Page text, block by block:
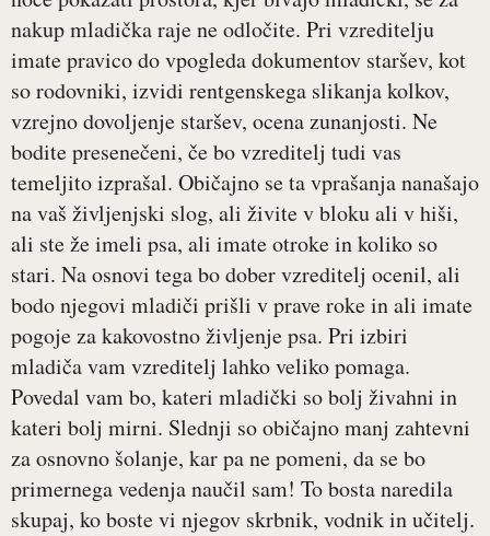
nakup mladička raje ne odločite. Pri vzreditelju
imate pravico do vpogleda dokumentov staršev, kot
so rodovniki, izvidi rentgenskega slikanja kolkov,
vzrejno dovoljenje staršev, ocena zunanjosti. Ne
bodite presenečeni, če bo vzreditelj tudi vas
temeljito izprašal. Običajno se ta vprašanja nanašajo
na vaš življenjski slog, ali živite v bloku ali v hiši,
ali ste že imeli psa, ali imate otroke in koliko so
stari. Na osnovi tega bo dober vzreditelj ocenil, ali
bodo njegovi mladiči prišli v prave roke in ali imate
pogoje za kakovostno življenje psa. Pri izbiri
mladiča vam vzreditelj lahko veliko pomaga.
Povedal vam bo, kateri mladički so bolj živahni in
kateri bolj mirni. Slednji so običajno manj zahtevni
za osnovno šolanje, kar pa ne pomeni, da se bo
primernega vedenja naučil sam! To bosta naredila
skupaj, ko boste vi njegov skrbnik, vodnik in učitelj.